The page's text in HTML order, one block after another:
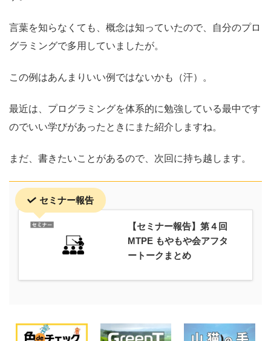
言葉を知らなくても、概念は知っていたので、自分のプロ
グラミングで多用していましたが。
この例はあんまりいい例ではないかも（汗）。
最近は、プログラミングを体系的に勉強している最中です
のでいい学びがあったときにまた紹介しますね。
まだ、書きたいことがあるので、次回に持ち越します。
セミナー報告
【セミナー報告】第４回
MTPE もやもや会アフタ
ートークまとめ